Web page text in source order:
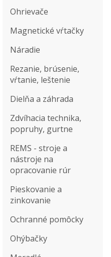
Ohrievače
Magnetické vŕtačky
Náradie
Rezanie, brúsenie,
vŕtanie, leštenie
Dielňa a záhrada
Zdvíhacia technika,
popruhy, gurtne
REMS - stroje a
nástroje na
opracovanie rúr
Pieskovanie a
zinkovanie
Ochranné pomôcky
Ohýbačky